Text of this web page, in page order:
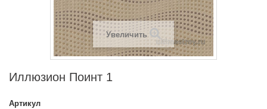
Увеличить
Иллюзион Поинт 1
Артикул